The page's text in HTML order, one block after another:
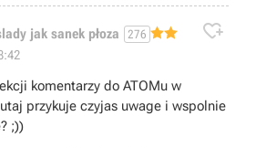
jak sanek płoza 276 
komentarzy do ATOMu w
przykuje czyjas uwage i wspolnie
;))